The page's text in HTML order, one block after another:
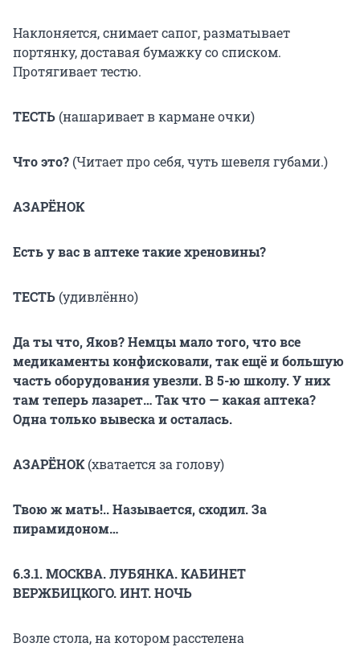
Наклоняется, снимает сапог, разматывает
портянку, доставая бумажку со списком.
Протягивает тестю.
ТЕСТЬ (нашаривает в кармане очки)
Что это? (Читает про себя, чуть шевеля губами.)
АЗАРЁНОК
Есть у вас в аптеке такие хреновины?
ТЕСТЬ (удивлённо)
Да ты что, Яков? Немцы мало того, что все
медикаменты конфисковали, так ещё и большую
часть оборудования увезли. В 5-ю школу. У них
там теперь лазарет… Так что — какая аптека?
Одна только вывеска и осталась.
АЗАРЁНОК (хватается за голову)
Твою ж мать!.. Называется, сходил. За
пирамидоном…
6.3.1. МОСКВА. ЛУБЯНКА. КАБИНЕТ
ВЕРЖБИЦКОГО. ИНТ. НОЧЬ
Возле стола, на котором расстелена